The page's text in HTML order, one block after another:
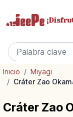
Inicio / Miyagi
/ Cráter Zao
Cráter Zao